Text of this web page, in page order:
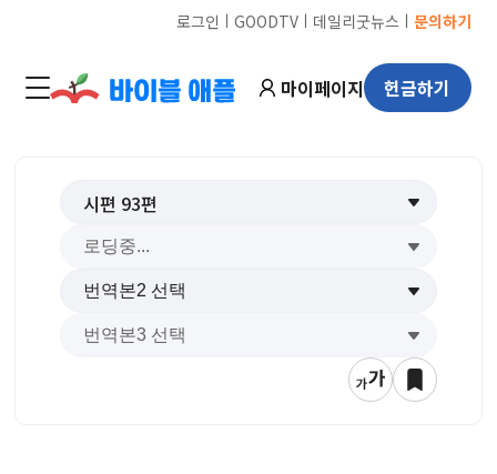
로그인 ㅣ GOODTVㅣ 데일리굿뉴스 ㅣ 문의하기
마이페이지 헌금하기
시편 93편